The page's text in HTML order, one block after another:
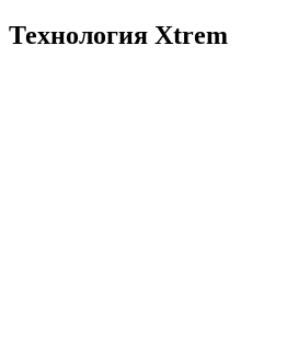
Технология Xtrem